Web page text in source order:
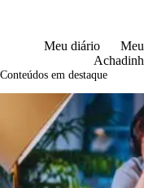
Meu diário
Conteúdos em destaque